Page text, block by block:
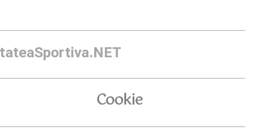
Cookie